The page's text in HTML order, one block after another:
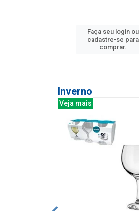
Faça seu login ou
cadastre-se para
comprar.
Inverno
Veja mais